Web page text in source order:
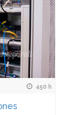
450 h